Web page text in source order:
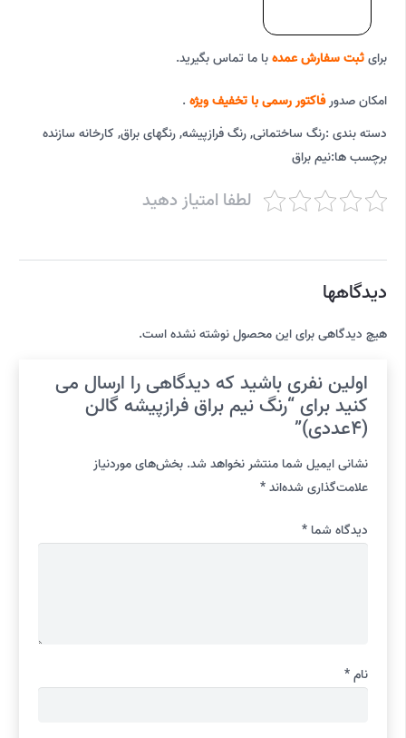
برایثبت سفارش عمدهبا ما تماس بگیرید.
امکان صدورفاکتور رسمی با تخفیف ویژه .
دسته بندی :رنگ ساختمانی,رنگ فرازپیشه,رنگهای براق, کارخانه سازنده
برچسب ها:نیم براق
لطفا امتیاز دهید
دیدگاهها
هیچ دیدگاهی برای این محصول نوشته نشده است.
اولین نفری باشید که دیدگاهی را ارسال می
کنید برای “رنگ نیم براق فرازپیشه گالن
(4عددی)”
نشانی ایمیل شما منتشر نخواهد شد. بخش‌های موردنیاز
علامت‌گذاری شده‌اند*
دیدگاه شما *
نام*